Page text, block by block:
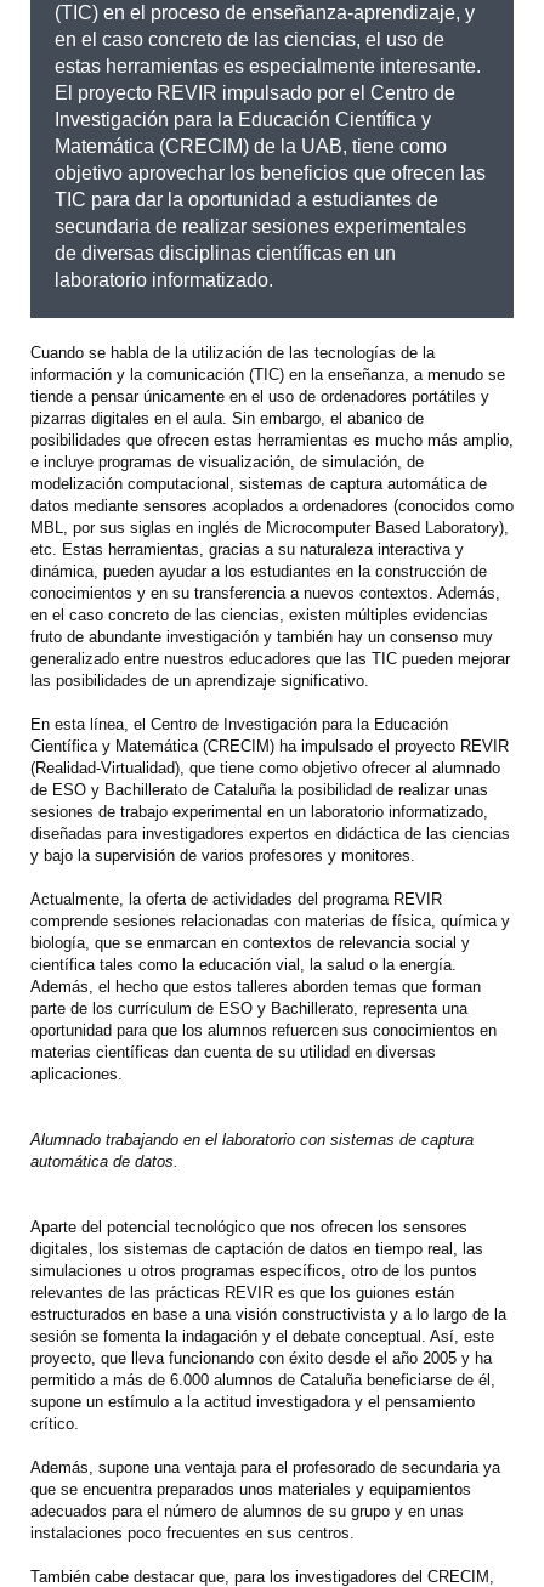
(TIC) en el proceso de enseñanza-aprendizaje, y
en el caso concreto de las ciencias, el uso de
estas herramientas es especialmente interesante.
El proyecto REVIR impulsado por el Centro de
Investigación para la Educación Científica y
Matemática (CRECIM) de la UAB, tiene como
objetivo aprovechar los beneficios que ofrecen las
TIC para dar la oportunidad a estudiantes de
secundaria de realizar sesiones experimentales
de diversas disciplinas científicas en un
laboratorio informatizado.
Cuando se habla de la utilización de las tecnologías de la
información y la comunicación (TIC) en la enseñanza, a menudo se
tiende a pensar únicamente en el uso de ordenadores portátiles y
pizarras digitales en el aula. Sin embargo, el abanico de
posibilidades que ofrecen estas herramientas es mucho más amplio,
e incluye programas de visualización, de simulación, de
modelización computacional, sistemas de captura automática de
datos mediante sensores acoplados a ordenadores (conocidos como
MBL, por sus siglas en inglés de Microcomputer Based Laboratory),
etc. Estas herramientas, gracias a su naturaleza interactiva y
dinámica, pueden ayudar a los estudiantes en la construcción de
conocimientos y en su transferencia a nuevos contextos. Además,
en el caso concreto de las ciencias, existen múltiples evidencias
fruto de abundante investigación y también hay un consenso muy
generalizado entre nuestros educadores que las TIC pueden mejorar
las posibilidades de un aprendizaje significativo.
En esta línea, el Centro de Investigación para la Educación
Científica y Matemática (CRECIM) ha impulsado el proyecto REVIR
(Realidad-Virtualidad), que tiene como objetivo ofrecer al alumnado
de ESO y Bachillerato de Cataluña la posibilidad de realizar unas
sesiones de trabajo experimental en un laboratorio informatizado,
diseñadas para investigadores expertos en didáctica de las ciencias
y bajo la supervisión de varios profesores y monitores.
Actualmente, la oferta de actividades del programa REVIR
comprende sesiones relacionadas con materias de física, química y
biología, que se enmarcan en contextos de relevancia social y
científica tales como la educación vial, la salud o la energía.
Además, el hecho que estos talleres aborden temas que forman
parte de los currículum de ESO y Bachillerato, representa una
oportunidad para que los alumnos refuercen sus conocimientos en
materias científicas dan cuenta de su utilidad en diversas
aplicaciones.
Alumnado trabajando en el laboratorio con sistemas de captura
automática de datos.
Aparte del potencial tecnológico que nos ofrecen los sensores
digitales, los sistemas de captación de datos en tiempo real, las
simulaciones u otros programas específicos, otro de los puntos
relevantes de las prácticas REVIR es que los guiones están
estructurados en base a una visión constructivista y a lo largo de la
sesión se fomenta la indagación y el debate conceptual. Así, este
proyecto, que lleva funcionando con éxito desde el año 2005 y ha
permitido a más de 6.000 alumnos de Cataluña beneficiarse de él,
supone un estímulo a la actitud investigadora y el pensamiento
crítico.
Además, supone una ventaja para el profesorado de secundaria ya
que se encuentra preparados unos materiales y equipamientos
adecuados para el número de alumnos de su grupo y en unas
instalaciones poco frecuentes en sus centros.
También cabe destacar que, para los investigadores del CRECIM,